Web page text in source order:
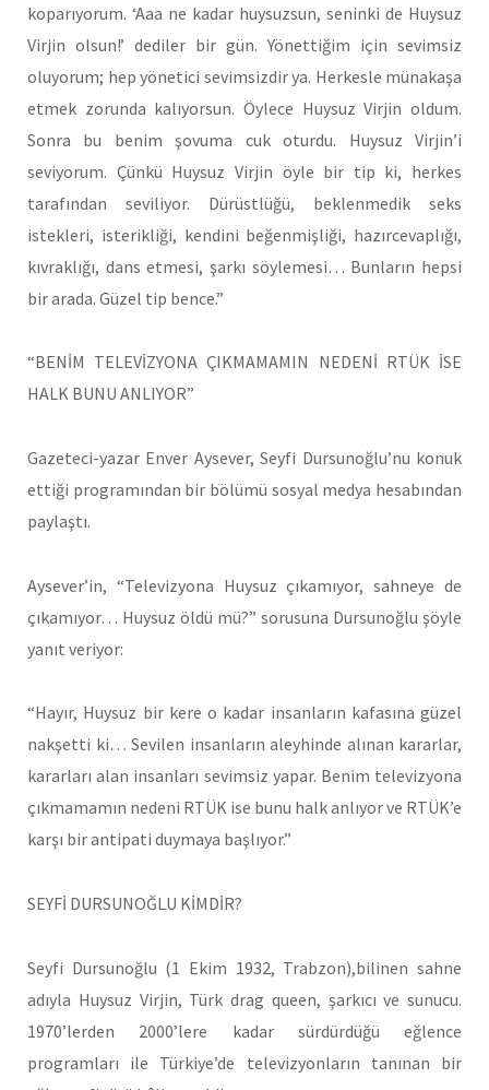
koparıyorum. ‘Aaa ne kadar huysuzsun, seninki de Huysuz
Virjin olsun!’ dediler bir gün. Yönettiğim için sevimsiz
oluyorum; hep yönetici sevimsizdir ya. Herkesle münakaşa
etmek zorunda kalıyorsun. Öylece Huysuz Virjin oldum.
Sonra bu benim şovuma cuk oturdu. Huysuz Virjin’i
seviyorum. Çünkü Huysuz Virjin öyle bir tip ki, herkes
tarafından seviliyor. Dürüstlüğü, beklenmedik seks
istekleri, isterikliği, kendini beğenmişliği, hazırcevaplığı,
kıvraklığı, dans etmesi, şarkı söylemesi… Bunların hepsi
bir arada. Güzel tip bence.”
“BENİM TELEVİZYONA ÇIKMAMAMIN NEDENİ RTÜK İSE
HALK BUNU ANLIYOR”
Gazeteci-yazar Enver Aysever, Seyfi Dursunoğlu’nu konuk
ettiği programından bir bölümü sosyal medya hesabından
paylaştı.
Aysever’in, “Televizyona Huysuz çıkamıyor, sahneye de
çıkamıyor… Huysuz öldü mü?” sorusuna Dursunoğlu şöyle
yanıt veriyor:
“Hayır, Huysuz bir kere o kadar insanların kafasına güzel
nakşetti ki… Sevilen insanların aleyhinde alınan kararlar,
kararları alan insanları sevimsiz yapar. Benim televizyona
çıkmamamın nedeni RTÜK ise bunu halk anlıyor ve RTÜK’e
karşı bir antipati duymaya başlıyor.”
SEYFİ DURSUNOĞLU KİMDİR?
Seyfi Dursunoğlu (1 Ekim 1932, Trabzon),bilinen sahne
adıyla Huysuz Virjin, Türk drag queen, şarkıcı ve sunucu.
1970’lerden 2000’lere kadar sürdürdüğü eğlence
programları ile Türkiye’de televizyonların tanınan bir